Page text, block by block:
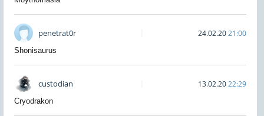
penetrat0r 24.02.2021:00
Shonisaurus
custodian 13.02.2022:29
Cryodrakon